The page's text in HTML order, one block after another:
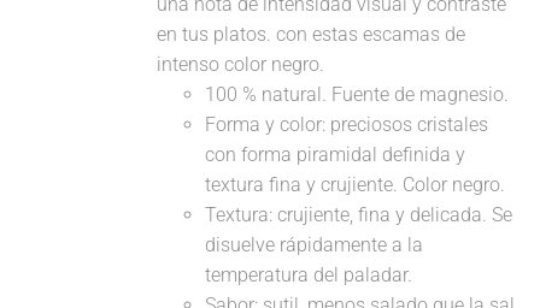
una nota de intensidad visual y contraste
en tus platos. con estas escamas de
intenso color negro.
100 % natural. Fuente de magnesio.
Forma y color: preciosos cristales
con forma piramidal definida y
textura fina y crujiente. Color negro.
Textura: crujiente, fina y delicada. Se
disuelve rápidamente a la
temperatura del paladar.